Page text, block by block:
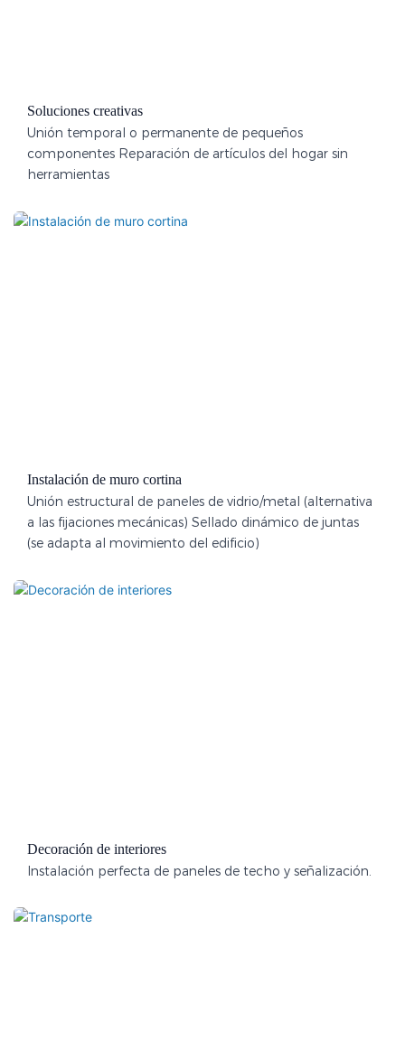
Soluciones creativas
Unión temporal o permanente de pequeños
componentes Reparación de artículos del hogar sin
herramientas
Instalación de muro cortina
Unión estructural de paneles de vidrio/metal (alternativa
a las fijaciones mecánicas) Sellado dinámico de juntas
(se adapta al movimiento del edificio)
Decoración de interiores
Instalación perfecta de paneles de techo y señalización.